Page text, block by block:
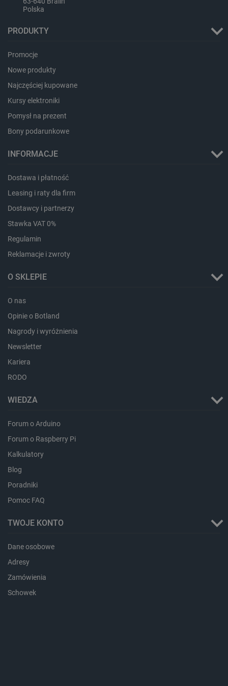
Polska
PRODUKTY
Promocje
Nowe produkty
Najczęściej kupowane
Kursy elektroniki
Pomysł na prezent
Bony podarunkowe
INFORMACJE
Dostawa i płatność
Leasing i raty dla firm
Dostawcy i partnerzy
Stawka VAT 0%
Regulamin
Reklamacje i zwroty
O SKLEPIE
O nas
Opinie o Botland
Nagrody i wyróżnienia
Newsletter
Kariera
RODO
WIEDZA
Forum o Arduino
Forum o Raspberry Pi
Kalkulatory
Blog
Poradniki
Pomoc FAQ
TWOJE KONTO
Dane osobowe
Adresy
Zamówienia
Schowek
_lb_ccc .botland.com.pl